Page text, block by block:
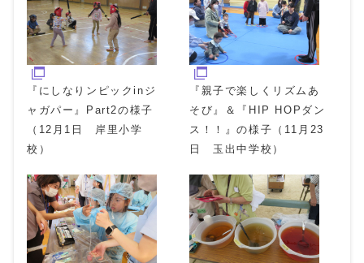
『にしなりンピックinジ
ャガパー』Part2の様子
（12月1日 岸里小学
校）
『親子で楽しくリズムあ
そび』＆『HIP HOPダン
ス！！』の様子（11月23
日 玉出中学校）